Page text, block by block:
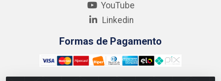
YouTube
Linkedin
Formas de Pagamento